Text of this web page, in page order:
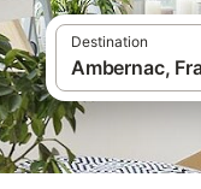
Destination